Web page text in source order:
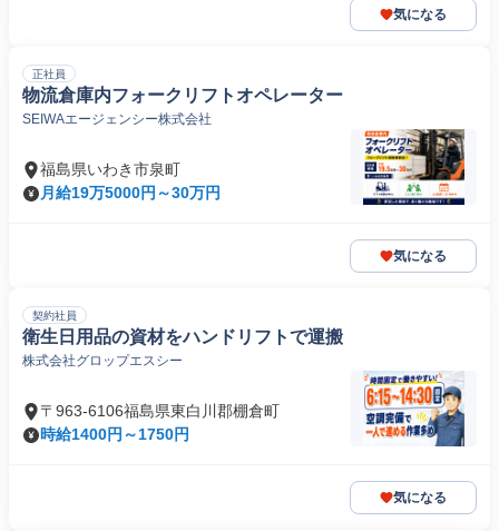
気になる
正社員
物流倉庫内フォークリフトオペレーター
SEIWAエージェンシー株式会社
福島県いわき市泉町
月給19万5000円～30万円
気になる
契約社員
衛生日用品の資材をハンドリフトで運搬
株式会社グロップエスシー
〒963-6106福島県東白川郡棚倉町
時給1400円～1750円
気になる